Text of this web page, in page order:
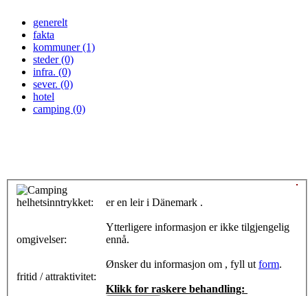
generelt
fakta
kommuner (1)
steder (0)
infra. (0)
sever. (0)
hotel
camping (0)
helhetsinntrykket:
omgivelser:
fritid / attraktivitet:
er en leir i Dänemark .
Ytterligere informasjon er ikke tilgjengelig
ennå.
Ønsker du informasjon om , fyll ut form.
Klikk for raskere behandling: